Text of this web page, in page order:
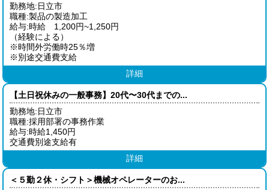
勤務地:日立市
職種:製品の製造加工
給与:時給 1,200円~1,250円
（経験による）
※時間外労働時25％増
※別途交通費支給
詳細
【土日祝休みの一般事務】20代〜30代までの...
勤務地:日立市
職種:採用部署の事務作業
給与:時給1,450円
交通費別途支給有
詳細
＜５勤２休・シフト＞機械オペレーターのお...